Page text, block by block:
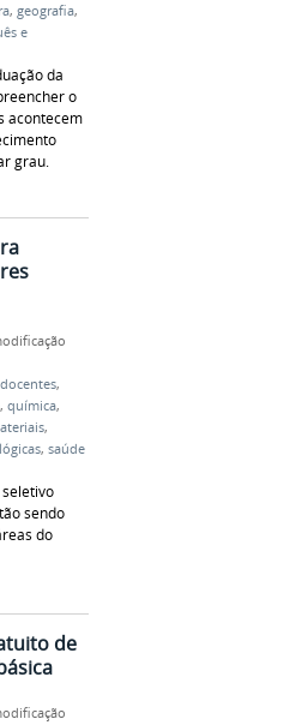
, geografia,
e
da
o
acontecem
grau.
docentes,
, química,
,
, saúde
sendo
do
de